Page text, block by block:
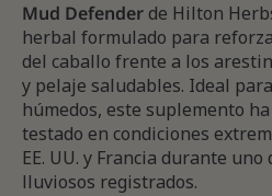
Mud Defenderde Hilton
herbal formulado para
del caballo frente a los
y pelaje saludables. Ideal
húmedos, este suplemento
testado en condiciones
EE. UU. y Francia durante
lluviosos registrados.